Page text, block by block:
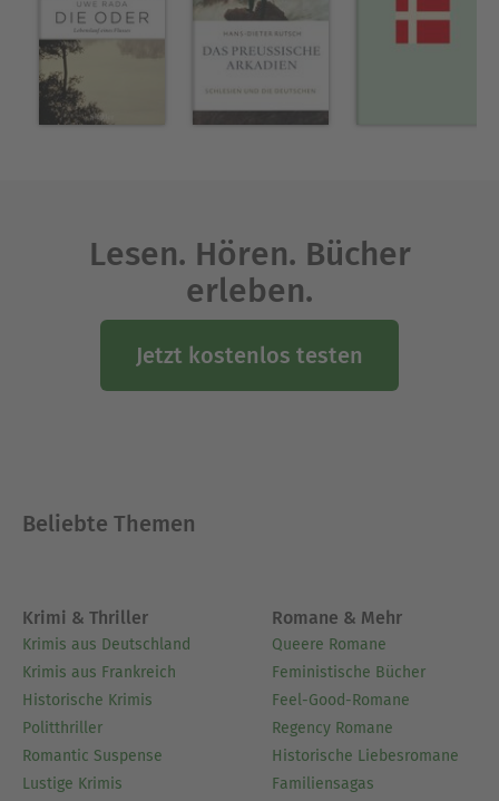
Lesen. Hören. Bücher
erleben.
Jetzt kostenlos testen
Beliebte Themen
Krimi & Thriller
Krimis aus Deutschland
Krimis aus Frankreich
Historische Krimis
Politthriller
Romantic Suspense
Lustige Krimis
Romane & Mehr
Queere Romane
Feministische Bücher
Feel-Good-Romane
Regency Romane
Historische Liebesromane
Familiensagas